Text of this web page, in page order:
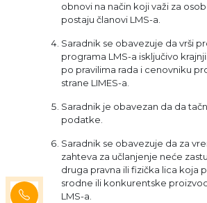
obnovi na način koji važi za
postaju članovi LMS-a.
Saradnik se obavezuje da vrši
programa LMS-a isključivo
po pravilima rada i cenovniku
strane LIMES-a.
Saradnik je obavezan da da
podatke.
Saradnik se obavezuje da za
zahteva za učlanjenje neće
druga pravna ili fizička lica koja
srodne ili konkurentske
LMS-a.